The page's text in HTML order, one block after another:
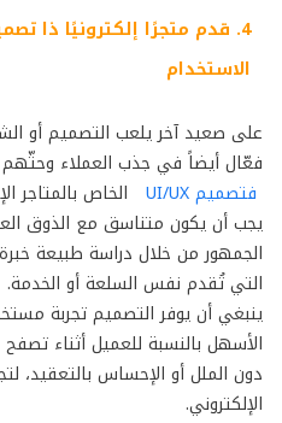
4. قدم متجرًا إلكترونيًا ذا
الاستخدام
على صعيد آخر يلعب التصميم أو
فعّال أيضاً في جذب العملاء وحثّهم
فتصميم UI/UX
الخاص بالمتاجر
يجب أن يكون متناسق مع الذوق
الجمهور من خلال دراسة طبيعة خبرة
التي تُقدم نفس السلعة أو الخدمة.
ينبغي أن يوفر التصميم تجربة
الأسهل بالنسبة للعميل أثناء تصفح
دون الملل أو الإحساس بالتعقيد،
الإلكتروني.